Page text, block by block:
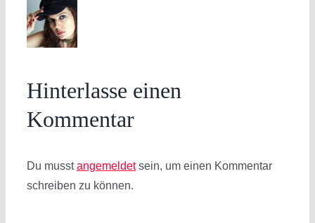
Hinterlasse einen
Kommentar
Du musstangemeldetsein, um einen Kommentar
schreiben zu können.